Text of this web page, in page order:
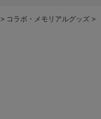
コラボ・メモリアルグッズ